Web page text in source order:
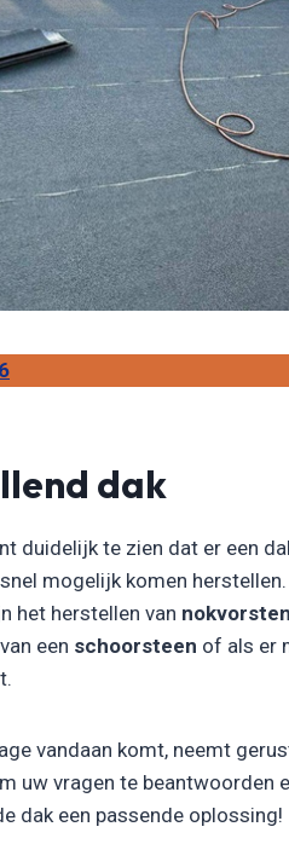
dak
duidelijk te zien dat er een
mogelijk komen
het herstellen van nokvorsten
een schoorsteen of als er
vandaan komt, neemt
uw vragen te beantwoorden
dak een passende oplossing!